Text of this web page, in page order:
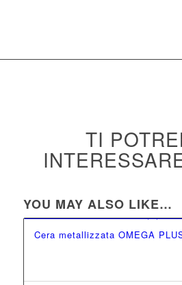
TI
YOU MAY ALSO LIKE…
Cera metallizzata OMEGA